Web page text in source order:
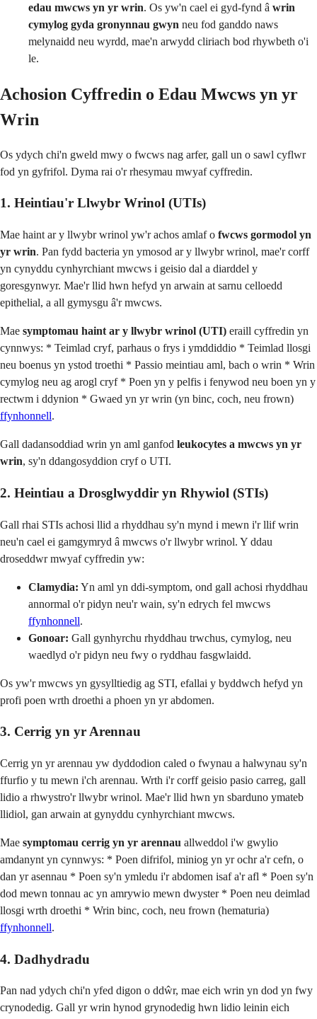
edau mwcws yn yr wrin. Os yw'n cael ei gyd-fynd â wrin
cymylog gyda gronynnau gwyn neu fod ganddo naws
melynaidd neu wyrdd, mae'n arwydd cliriach bod rhywbeth o'i
le.
Achosion Cyffredin o Edau Mwcws yn yr
Wrin
Os ydych chi'n gweld mwy o fwcws nag arfer, gall un o sawl cyflwr
fod yn gyfrifol. Dyma rai o'r rhesymau mwyaf cyffredin.
1. Heintiau'r Llwybr Wrinol (UTIs)
Mae haint ar y llwybr wrinol yw'r achos amlaf o fwcws gormodol yn
yr wrin. Pan fydd bacteria yn ymosod ar y llwybr wrinol, mae'r corff
yn cynyddu cynhyrchiant mwcws i geisio dal a diarddel y
goresgynwyr. Mae'r llid hwn hefyd yn arwain at sarnu celloedd
epithelial, a all gymysgu â'r mwcws.
Mae symptomau haint ar y llwybr wrinol (UTI) eraill cyffredin yn
cynnwys: * Teimlad cryf, parhaus o frys i ymddiddio * Teimlad llosgi
neu boenus yn ystod troethi * Passio meintiau aml, bach o wrin * Wrin
cymylog neu ag arogl cryf * Poen yn y pelfis i fenywod neu boen yn y
rectwm i ddynion * Gwaed yn yr wrin (yn binc, coch, neu frown)
ffynhonnell.
Gall dadansoddiad wrin yn aml ganfod leukocytes a mwcws yn yr
wrin, sy'n ddangosyddion cryf o UTI.
2. Heintiau a Drosglwyddir yn Rhywiol (STIs)
Gall rhai STIs achosi llid a rhyddhau sy'n mynd i mewn i'r llif wrin
neu'n cael ei gamgymryd â mwcws o'r llwybr wrinol. Y ddau
droseddwr mwyaf cyffredin yw:
Clamydia: Yn aml yn ddi-symptom, ond gall achosi rhyddhau
annormal o'r pidyn neu'r wain, sy'n edrych fel mwcws
ffynhonnell.
Gonoar: Gall gynhyrchu rhyddhau trwchus, cymylog, neu
waedlyd o'r pidyn neu fwy o ryddhau fasgwlaidd.
Os yw'r mwcws yn gysylltiedig ag STI, efallai y byddwch hefyd yn
profi poen wrth droethi a phoen yn yr abdomen.
3. Cerrig yn yr Arennau
Cerrig yn yr arennau yw dyddodion caled o fwynau a halwynau sy'n
ffurfio y tu mewn i'ch arennau. Wrth i'r corff geisio pasio carreg, gall
lidio a rhwystro'r llwybr wrinol. Mae'r llid hwn yn sbarduno ymateb
llidiol, gan arwain at gynyddu cynhyrchiant mwcws.
Mae symptomau cerrig yn yr arennau allweddol i'w gwylio
amdanynt yn cynnwys: * Poen difrifol, miniog yn yr ochr a'r cefn, o
dan yr asennau * Poen sy'n ymledu i'r abdomen isaf a'r afl * Poen sy'n
dod mewn tonnau ac yn amrywio mewn dwyster * Poen neu deimlad
llosgi wrth droethi * Wrin binc, coch, neu frown (hematuria)
ffynhonnell.
4. Dadhydradu
Pan nad ydych chi'n yfed digon o ddŵr, mae eich wrin yn dod yn fwy
crynodedig. Gall yr wrin hynod grynodedig hwn lidio leinin eich